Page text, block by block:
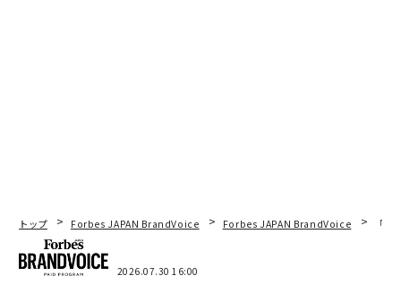
トップ Forbes JAPAN BrandVoice Forbes JAPAN BrandVoice 「
2026.07.30 16:00